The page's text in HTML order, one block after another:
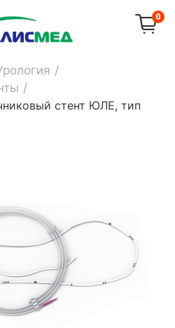
0
стент ЮЛЕ, тип